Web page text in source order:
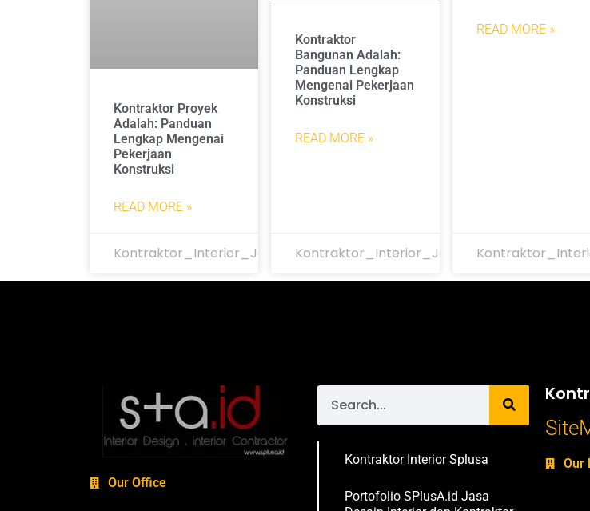
Kontraktor Proyek
Adalah: Panduan
Lengkap Mengenai
Pekerjaan
Konstruksi
READ MORE »
Kontraktor_Interior_Jakarta
Kontraktor
Bangunan Adalah:
Panduan Lengkap
Mengenai Pekerjaan
Konstruksi
READ MORE »
Kontraktor_Interior_Jakarta
READ MORE »
Our Office
Kontraktor Interior Splusa
Portofolio SPlusA.id Jasa
Our